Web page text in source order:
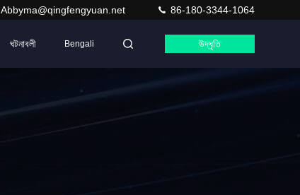
Abbyma@qingfengyuan.net 86-180-3344-1064
ঘটনাবলী Bengali উদ্ধৃতি